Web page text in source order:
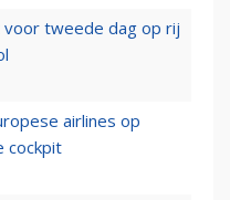
voor tweede dag op rij
airlines op
cockpit